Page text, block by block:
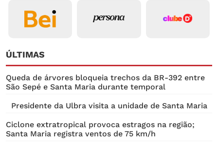
ÚLTIMAS
Queda de árvores bloqueia trechos da BR-392 entre
São Sepé e Santa Maria durante temporal
Presidente da Ulbra visita a unidade de Santa Maria
Ciclone extratropical provoca estragos na região;
Santa Maria registra ventos de 75 km/h